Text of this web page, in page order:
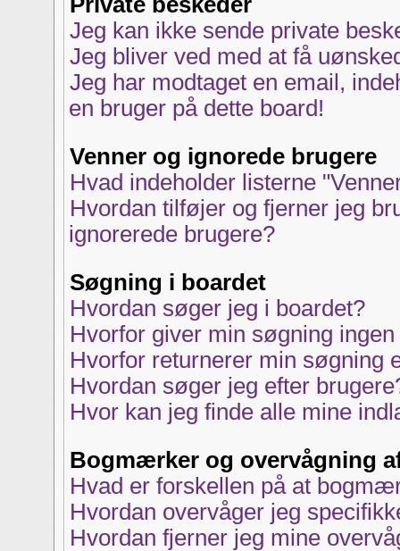
Jeg kan ikke sende private
Jeg bliver ved med at få
Jeg har modtaget en email,
en bruger på dette board!
Venner og ignorede brugere
Hvad indeholder listerne
Hvordan tilføjer og fjerner jeg
ignorerede brugere?
Søgning i boardet
Hvordan søger jeg i boardet?
Hvorfor giver min søgning
Hvorfor returnerer min søgning
Hvordan søger jeg efter
Hvor kan jeg finde alle mine
Bogmærker og overvågning
Hvad er forskellen på at
Hvordan overvåger jeg
Hvordan fjerner jeg mine